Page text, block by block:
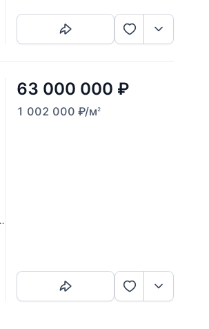
63 000 000 ₽
1 002 000 ₽/м2